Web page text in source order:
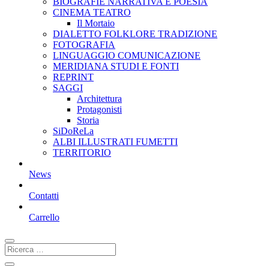
CINEMA TEATRO
Il Mortaio
DIALETTO FOLKLORE TRADIZIONE
FOTOGRAFIA
LINGUAGGIO COMUNICAZIONE
MERIDIANA STUDI E FONTI
REPRINT
SAGGI
Architettura
Protagonisti
Storia
SiDoReLa
ALBI ILLUSTRATI FUMETTI
TERRITORIO
News
Contatti
Carrello